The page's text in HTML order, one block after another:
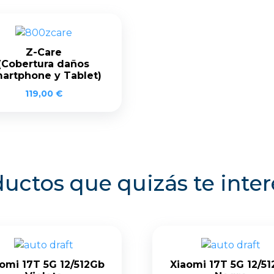
Z-Care
daños
y Tablet)
119,00 €
que quizás te
17T 5G 12/512Gb
Xiaomi 17T 5G 12/